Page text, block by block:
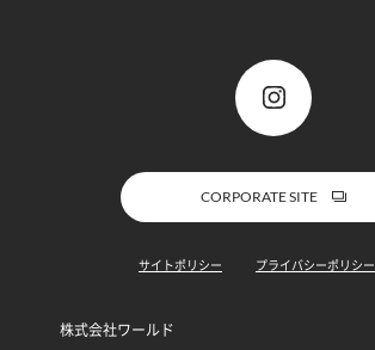
CORPORATE SITE
サイトポリシー プライバシーポリシー
株式会社ワールド